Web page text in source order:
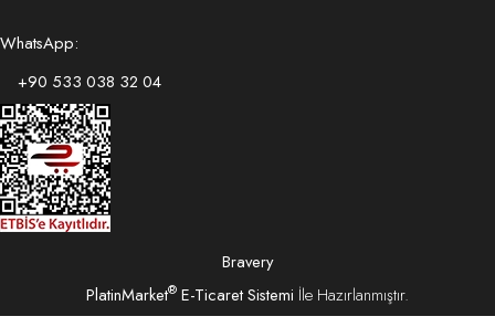
WhatsApp:
+90 533 038 32 04
Bravery
PlatinMarket® E-Ticaret Sistemi İle Hazırlanmıştır.